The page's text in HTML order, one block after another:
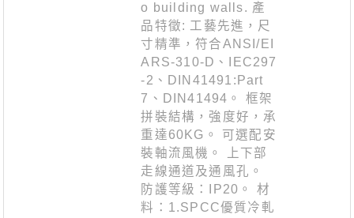
o building walls. 產
品特徵: 工藝先進，尺
寸精準，符合ANSI/EI
ARS-310-D、IEC297
-2、DIN41491:Part
7、DIN41494。 框架
拼裝結構，強度好，承
重達60KG。 可選配安
裝軸流風機。 上下部
走線通道及通風孔。
防護等級：IP20。 材
料：1.SPCC優質冷軋